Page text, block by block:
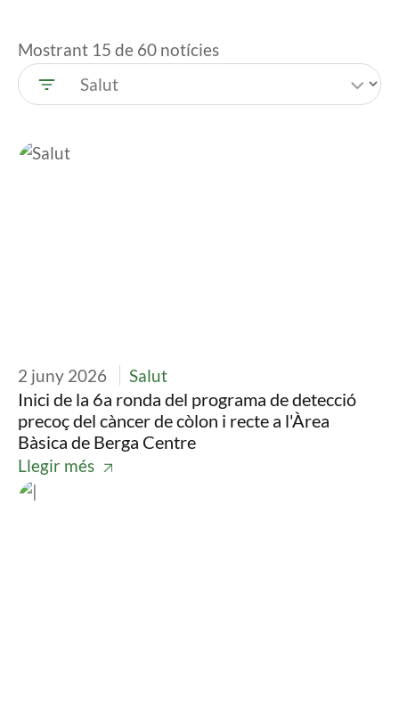
Mostrant 15 de 60 notícies
Imatge
2 juny 2026 Salut
Inici de la 6a ronda del programa de detecció
precoç del càncer de còlon i recte a l'Àrea
Bàsica de Berga Centre
Llegir més
Imatge